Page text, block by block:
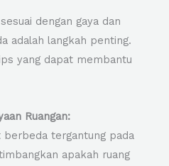
dengan gaya dan
adalah langkah penting.
yang dapat membantu
Ruangan:
tergantung pada
apakah ruang